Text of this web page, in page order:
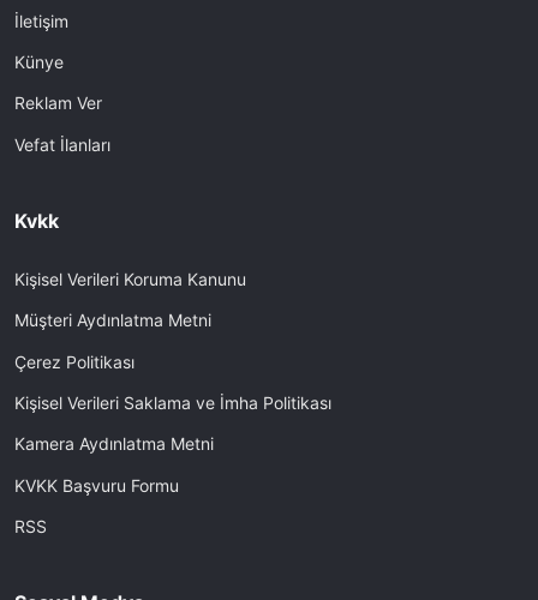
İletişim
Künye
Reklam Ver
Vefat İlanları
Kvkk
Kişisel Verileri Koruma Kanunu
Müşteri Aydınlatma Metni
Çerez Politikası
Kişisel Verileri Saklama ve İmha Politikası
Kamera Aydınlatma Metni
KVKK Başvuru Formu
RSS